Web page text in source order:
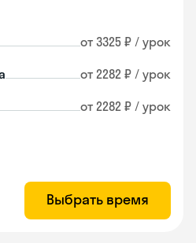
от 3325 ₽ / урок
от 2282 ₽ / урок
от 2282 ₽ / урок
Выбрать время